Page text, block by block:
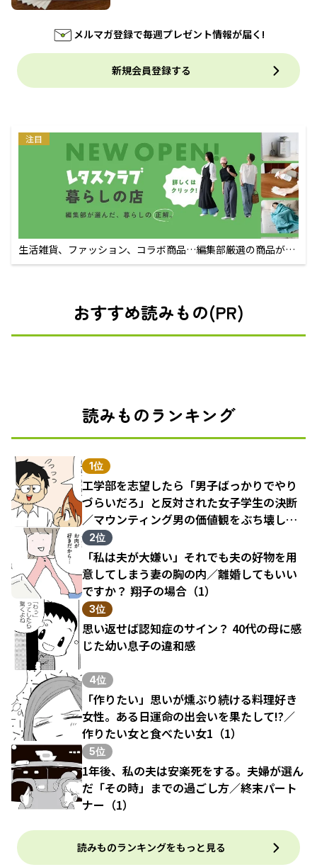
メルマガ登録で毎週プレゼント情報が届く!
新規会員登録する
注目
生活雑貨、ファッション、コラボ商品…編集部厳選の商品が買
えるECサイト
おすすめ読みもの(PR)
読みものランキング
1位
工学部を志望したら「男子ばっかりでやり
づらいだろ」と反対された女子学生の決断
／マウンティング男の価値観をぶち壊した
結果（1）
2位
「私は夫が大嫌い」それでも夫の好物を用
意してしまう妻の胸の内／離婚してもいい
ですか？ 翔子の場合（1）
3位
思い返せば認知症のサイン？ 40代の母に感
じた幼い息子の違和感
4位
「作りたい」思いが燻ぶり続ける料理好き
女性。ある日運命の出会いを果たして!?／
作りたい女と食べたい女1（1）
5位
1年後、私の夫は安楽死をする。夫婦が選ん
だ「その時」までの過ごし方／終末パート
ナー（1）
読みものランキングをもっと見る